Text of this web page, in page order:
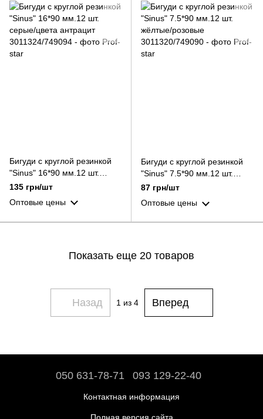
Бигуди с круглой резинкой
"Sinus" 16*90 мм.12 шт.
серые/цвета антрацит
135 грн/шт
Оптовые цены
Бигуди с круглой резинкой
"Sinus" 7.5*90 мм.12 шт.
жёлтые/розовые
87 грн/шт
Оптовые цены
Показать еще 20 товаров
Назад 1 из 4 Вперед
050 631-78-71 093 129-22-40
Контактная информация